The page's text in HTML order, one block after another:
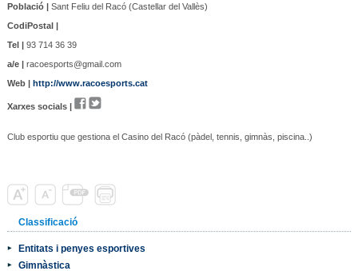
Població |Sant Feliu del Racó (Castellar del Vallès)
CodiPostal |
Tel |93 714 36 39
a/e |racoesports@gmail.com
Web | http://www.racoesports.cat
Xarxes socials |
Club esportiu que gestiona el Casino del Racó (pàdel, tennis, gimnàs, piscina..)
Classificació
Entitats i penyes esportives
Gimnàstica